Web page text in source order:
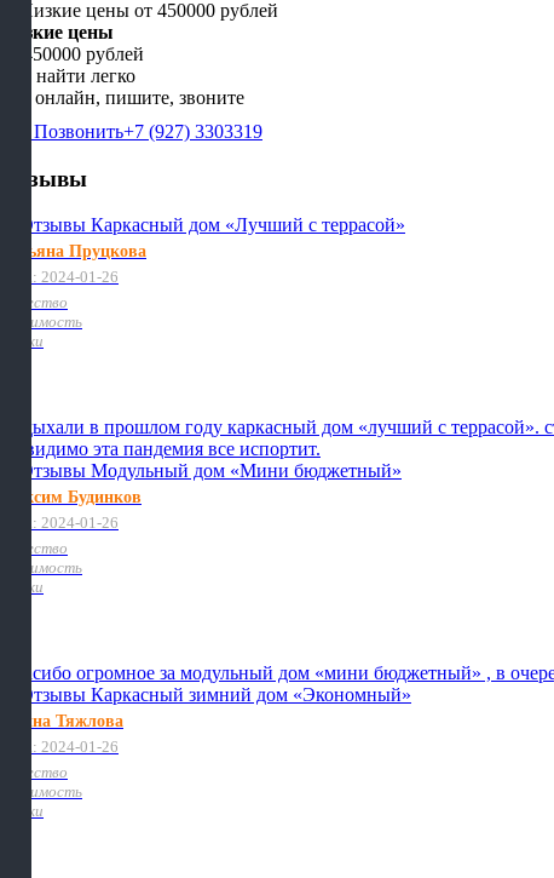
Низкие цены
от 450000 рублей
Нас найти легко
Мы онлайн, пишите, звоните
Позвонить+7 (927) 3303319
Отзывы
Татьяна Пруцкова
Дата: 2024-01-26
Качество
Стоимость
Сроки
Отдыхали в прошлом году каркасный дом «лучший с террасой».
но видимо эта пандемия все испортит.
Максим Будинков
Дата: 2024-01-26
Качество
Стоимость
Сроки
Спасибо огромное за модульный дом «мини бюджетный» , в
Ирина Тяжлова
Дата: 2024-01-26
Качество
Стоимость
Сроки